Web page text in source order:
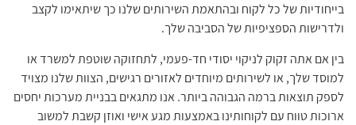
בייחודיות של כל לקוח ובהתאמת השירותים שלנו כך שיתאימו לקצב
ולדרישות הספציפיות של הסביבה שלך.
בין אם אתה זקוק לניקוי יסודי חד-פעמי, לתחזוקה שוטפת למשרד או
למוסד שלך, או לשירותים מיוחדים לאזורים רגישים, הצוות שלנו מצויד
לספק תוצאות ברמה הגבוהה ביותר. אנו מתגאים בבניית מערכות יחסים
ארוכות טווח עם לקוחותינו באמצעות מגע אישי ואוזן קשבת למשוב